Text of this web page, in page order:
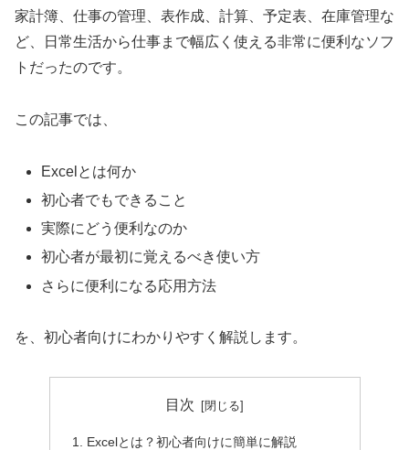
家計簿、仕事の管理、表作成、計算、予定表、在庫管理な
ど、日常生活から仕事まで幅広く使える非常に便利なソフ
トだったのです。
この記事では、
Excelとは何か
初心者でもできること
実際にどう便利なのか
初心者が最初に覚えるべき使い方
さらに便利になる応用方法
を、初心者向けにわかりやすく解説します。
目次
Excelとは？初心者向けに簡単に解説